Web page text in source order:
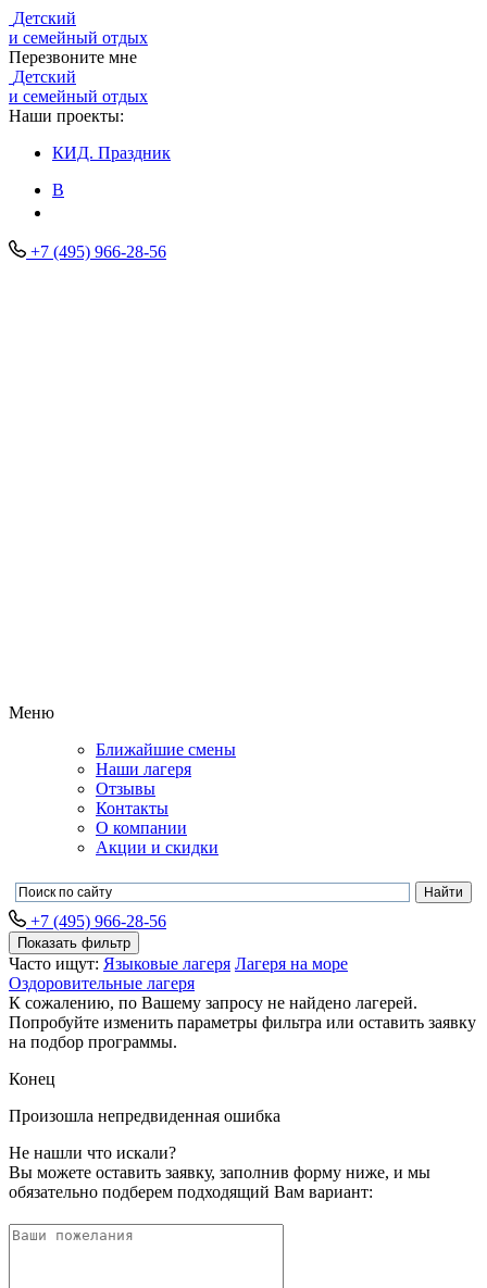
Детский
и семейный отдых
Перезвоните мне
Детский
и семейный отдых
Наши проекты:
КИД. Праздник
В
+7 (495) 966-28-56
Меню
Ближайшие смены
Наши лагеря
Отзывы
Контакты
О компании
Акции и скидки
+7 (495) 966-28-56
Показать фильтр
Часто ищут: Языковые лагеря Лагеря на море
Оздоровительные лагеря
К сожалению, по Вашему запросу не найдено лагерей.
Попробуйте изменить параметры фильтра или оставить заявку
на подбор программы.
Конец
Произошла непредвиденная ошибка
Не нашли что искали?
Вы можете оставить заявку, заполнив форму ниже, и мы
обязательно подберем подходящий Вам вариант: